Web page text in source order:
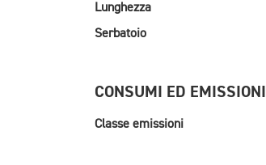
Lunghezza
Serbatoio
CONSUMI ED EMISSIONI
Classe emissioni